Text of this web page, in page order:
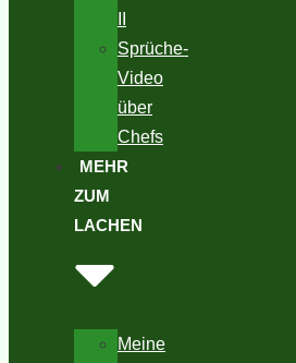
Sprüche-
Video
über
Chefs
MEHR
ZUM
LACHEN
Meine